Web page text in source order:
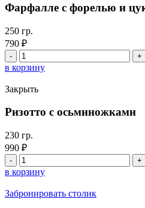
белыми
Фарфалле с форелью и
250 гр.
790 ₽
Количество
товара
Фарфалле
с
форелью
и
цукини
в корзину
Закрыть
Ризотто с осьминожками
230 гр.
990 ₽
Количество
товара
Ризотто
с
осьминожками
в корзину
Забронировать столик